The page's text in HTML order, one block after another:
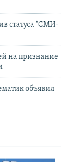
статуса "СМИ-
на признание
объявил